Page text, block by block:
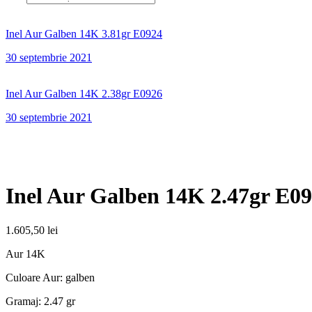
Inel Aur Galben 14K 3.81gr E0924
30 septembrie 2021
Inel Aur Galben 14K 2.38gr E0926
30 septembrie 2021
Inel Aur Galben 14K 2.47gr
1.605,50 lei
Aur 14K
Culoare Aur: galben
Gramaj: 2.47 gr